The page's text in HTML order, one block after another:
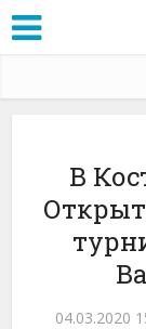
В
04.03.2020